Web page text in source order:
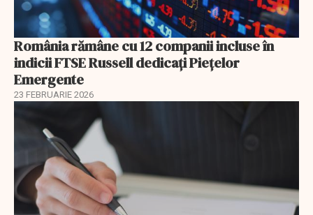
România rămâne cu 12 companii incluse în
indicii FTSE Russell dedicați Piețelor
Emergente
23 FEBRUARIE 2026